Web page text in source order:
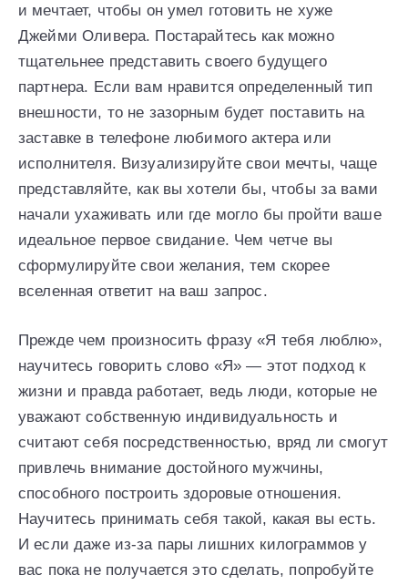
и мечтает, чтобы он умел готовить не хуже
Джейми Оливера. Постарайтесь как можно
тщательнее представить своего будущего
партнера. Если вам нравится определенный тип
внешности, то не зазорным будет поставить на
заставке в телефоне любимого актера или
исполнителя. Визуализируйте свои мечты, чаще
представляйте, как вы хотели бы, чтобы за вами
начали ухаживать или где могло бы пройти ваше
идеальное первое свидание. Чем четче вы
сформулируйте свои желания, тем скорее
вселенная ответит на ваш запрос.
Прежде чем произносить фразу «Я тебя люблю»,
научитесь говорить слово «Я» — этот подход к
жизни и правда работает, ведь люди, которые не
уважают собственную индивидуальность и
считают себя посредственностью, вряд ли смогут
привлечь внимание достойного мужчины,
способного построить здоровые отношения.
Научитесь принимать себя такой, какая вы есть.
И если даже из-за пары лишних килограммов у
вас пока не получается это сделать, попробуйте